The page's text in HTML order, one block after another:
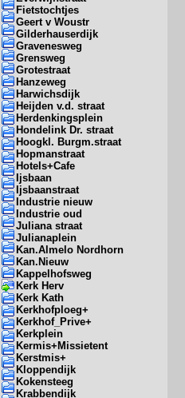
Fietstochtjes
Geert v Woustr
Gilderhauserdijk
Gravenesweg
Grensweg
Grotestraat
Hanzeweg
Harwichsdijk
Heijden v.d. straat
Herdenkingsplein
Hondelink Dr. straat
Hoogkl. Burgm.straat
Hopmanstraat
Hotels+Cafe
Ijsbaan
Ijsbaanstraat
Industrie nieuw
Industrie oud
Juliana straat
Julianaplein
Kan.Almelo Nordhorn
Kan.Nieuw
Kappelhofsweg
Kerk Herv
Kerk Kath
Kerkhofploeg+
Kerkhof_Prive+
Kerkplein
Kermis+Missietent
Kerstmis+
Kloppendijk
Kokensteeg
Krabbendijk